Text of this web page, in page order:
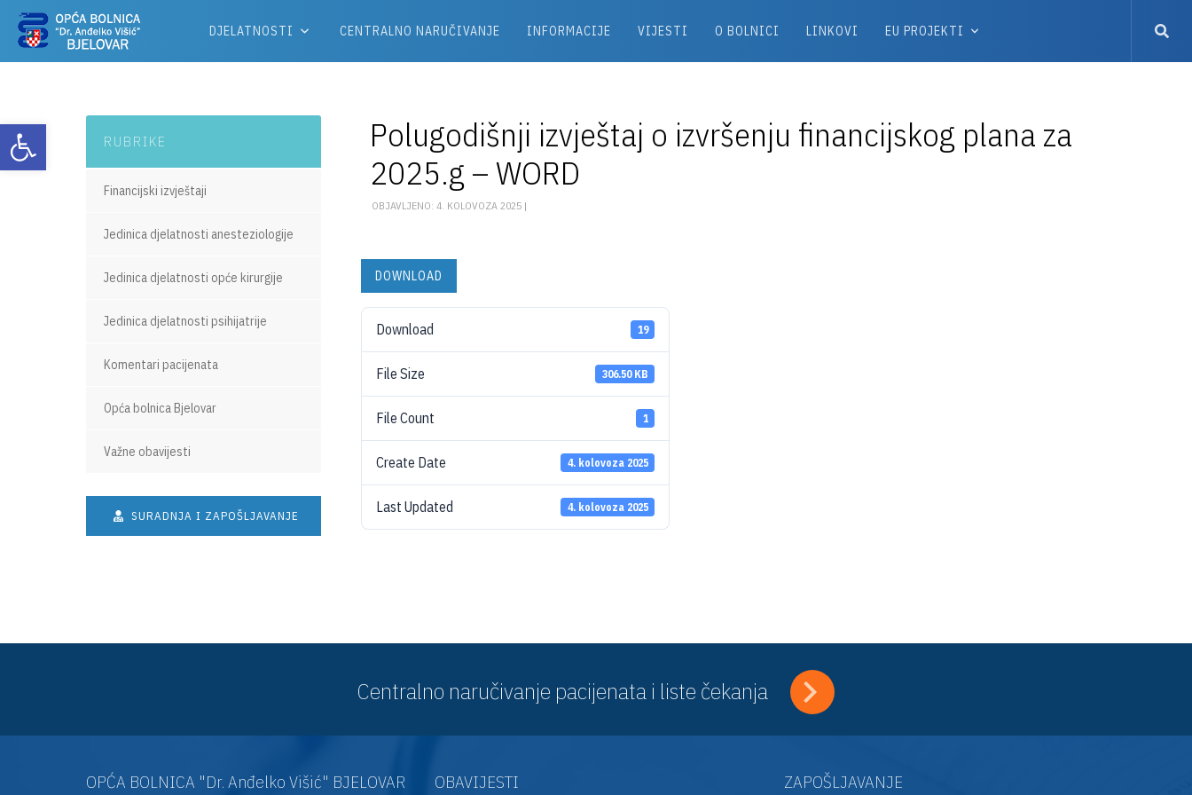
Otvori alatnu traku
DJELATNOSTI CENTRALNO NARUČIVANJE INFORMACIJE VIJESTI O BOLNICI LINKOVI EU PROJEKTI
Polugodišnji izvještaj o izvršenju financijskog plana za
2025.g – WORD
OBJAVLJENO: 4. KOLOVOZA 2025 |
DOWNLOAD
Download 19
File Size 306.50 KB
File Count 1
Create Date 4. kolovoza 2025
Last Updated 4. kolovoza 2025
RUBRIKE
Financijski izvještaji
Jedinica djelatnosti anesteziologije
Jedinica djelatnosti opće kirurgije
Jedinica djelatnosti psihijatrije
Komentari pacijenata
Opća bolnica Bjelovar
Važne obavijesti
SURADNJA I ZAPOŠLJAVANJE
Centralno naručivanje pacijenata i liste čekanja
OPĆA BOLNICA "Dr. Anđelko Višić" BJELOVAR OBAVIJESTI ZAPOŠLJAVANJE